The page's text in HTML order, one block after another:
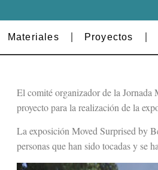
Materiales Proyectos
El comité organizador de la Jornada
proyecto para la realización de la
La exposición Moved Surprised by
personas que han sido tocadas y se